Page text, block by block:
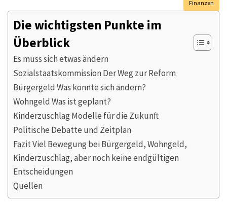
Finanzen
Die wichtigsten Punkte im
Überblick
Es muss sich etwas ändern
Sozialstaatskommission Der Weg zur Reform
Bürgergeld Was könnte sich ändern?
Wohngeld Was ist geplant?
Kinderzuschlag Modelle für die Zukunft
Politische Debatte und Zeitplan
Fazit Viel Bewegung bei Bürgergeld, Wohngeld,
Kinderzuschlag, aber noch keine endgültigen
Entscheidungen
Quellen